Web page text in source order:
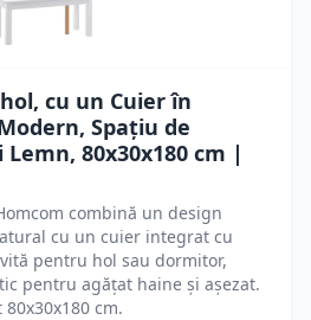
cu un Cuier în
Spațiu de
80x30x180 cm |
combină un design
cu un cuier integrat cu
pentru hol sau dormitor,
pentru agățat haine și așezat.
cm.